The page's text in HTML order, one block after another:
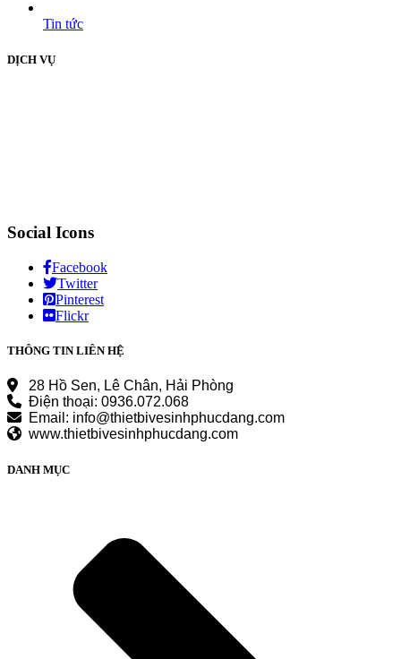
Tin tức
DỊCH VỤ
Social Icons
Facebook
Twitter
Pinterest
Flickr
THÔNG TIN LIÊN HỆ
28 Hồ Sen, Lê Chân, Hải Phòng
Điện thoại: 0936.072.068
Email: info@thietbivesinhphucdang.com
www.thietbivesinhphucdang.com
DANH MỤC